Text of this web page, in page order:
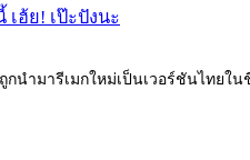
ฮ้ย! เป๊ะปังนะ
นำมารีเมกใหม่เป็นเวอร์ชันไท